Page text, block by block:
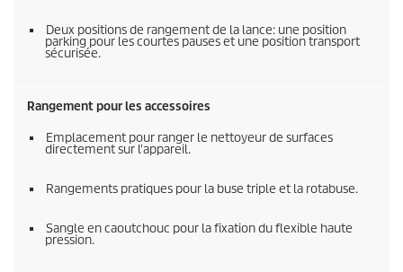
Deux positions de rangement de la lance: une position
parking pour les courtes pauses et une position transport
sécurisée.
Rangement pour les accessoires
Emplacement pour ranger le nettoyeur de surfaces
directement sur l'appareil.
Rangements pratiques pour la buse triple et la rotabuse.
Sangle en caoutchouc pour la fixation du flexible haute
pression.